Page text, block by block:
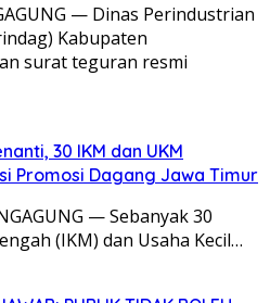
— Dinas Perindustrian
Kabupaten
surat teguran resmi
30 IKM dan UKM
Promosi Dagang Jawa Timur
— Sebanyak 30
(IKM) dan Usaha Kecil…